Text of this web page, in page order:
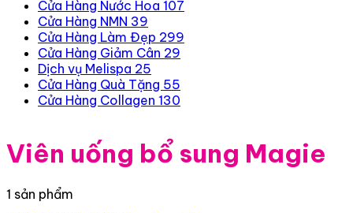
Cửa Hàng Nước Hoa 107
Cửa Hàng NMN 39
Cửa Hàng Làm Đẹp 299
Cửa Hàng Giảm Cân 29
Dịch vụ Melispa 25
Cửa Hàng Quà Tặng 55
Cửa Hàng Collagen 130
Viên uống bổ sung Magie
1 sản phẩm